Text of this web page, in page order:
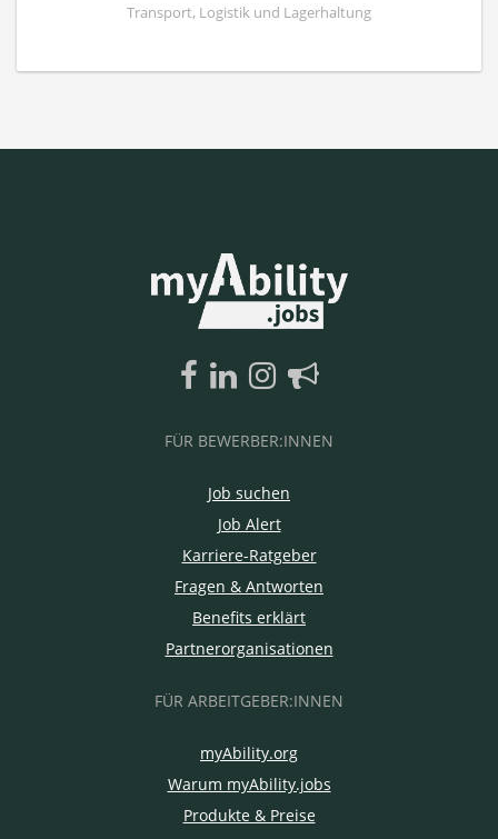
Transport, Logistik und Lagerhaltung
FÜR BEWERBER:INNEN
Job suchen
Job Alert
Karriere-Ratgeber
Fragen & Antworten
Benefits erklärt
Partnerorganisationen
FÜR ARBEITGEBER:INNEN
myAbility.org
Warum myAbility.jobs
Produkte & Preise